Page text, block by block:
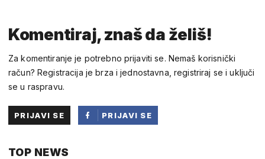
Komentiraj, znaš da želiš!
Za komentiranje je potrebno prijaviti se. Nemaš korisnički
račun? Registracija je brza i jednostavna, registriraj se i uključi
se u raspravu.
PRIJAVI SE
PRIJAVI SE
TOP NEWS